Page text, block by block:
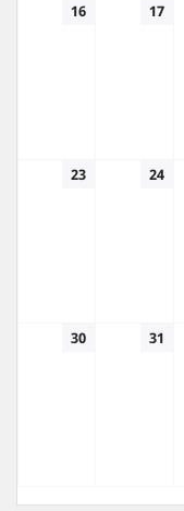
16 17
23 24
30 31